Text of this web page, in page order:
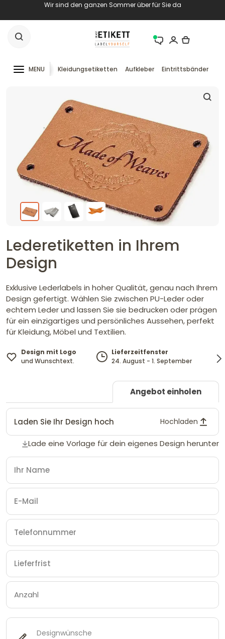
Wir sind den ganzen Sommer über für Sie da
MENU Kleidungsetiketten Aufkleber Eintrittsbänder
Lederetiketten in Ihrem
Design
Exklusive Lederlabels in hoher Qualität, genau nach Ihrem
Design gefertigt. Wählen Sie zwischen PU-Leder oder
echtem Leder und lassen Sie sie bedrucken oder prägen
für ein einzigartiges und persönliches Aussehen, perfekt
für Kleidung, Möbel und Textilien.
Design mit Logo
und Wunschtext.
Lieferzeitfenster
24. August - 1. September
Angebot einholen
Laden Sie Ihr Design hoch Hochladen
Lade eine Vorlage für dein eigenes Design herunter
Designwünsche